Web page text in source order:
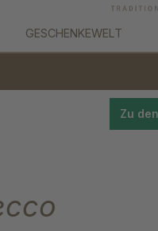
GESCHENKEWELT
Zu